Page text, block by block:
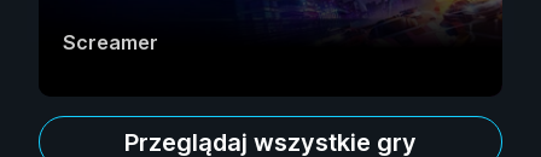
Screamer
Przeglądaj wszystkie gry